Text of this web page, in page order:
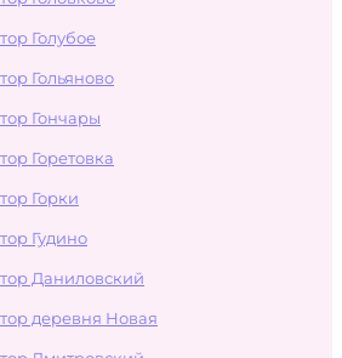
Голубое
Гольяново
Гончары
Горетовка
Горки
Гудино
Даниловский
деревня Новая